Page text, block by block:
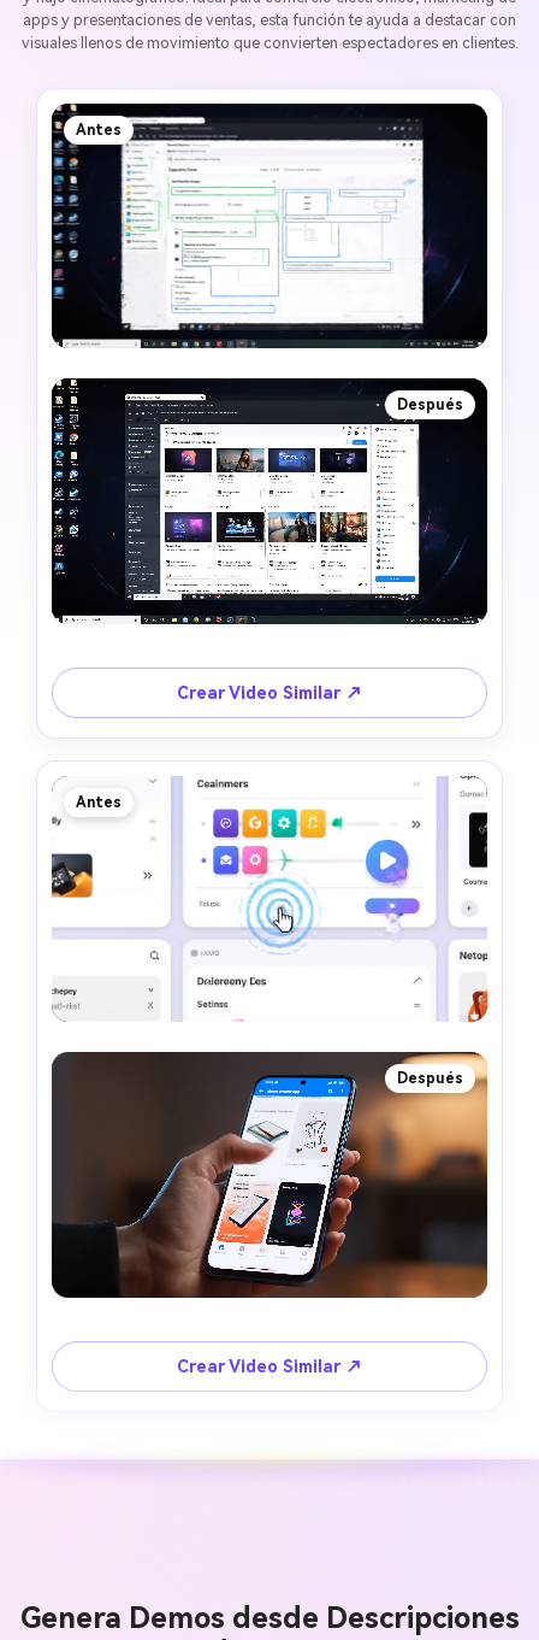
apps y presentaciones de ventas, esta función te ayuda a destacar con
visuales llenos de movimiento que convierten espectadores en clientes.
Antes
Después
Crear Video Similar ↗
Antes
Después
Crear Video Similar ↗
Genera Demos desde Descripciones